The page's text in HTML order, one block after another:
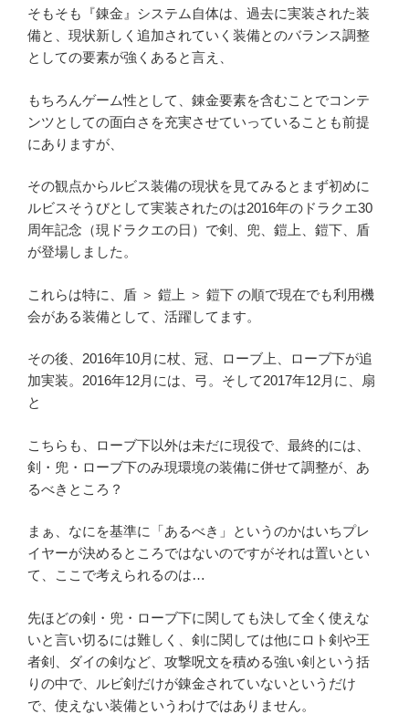
そもそも『錬金』システム自体は、過去に実装された装
備と、現状新しく追加されていく装備とのバランス調整
としての要素が強くあると言え、
もちろんゲーム性として、錬金要素を含むことでコンテ
ンツとしての面白さを充実させていっていることも前提
にありますが、
その観点からルビス装備の現状を見てみるとまず初めに
ルビスそうびとして実装されたのは2016年のドラクエ30
周年記念（現ドラクエの日）で剣、兜、鎧上、鎧下、盾
が登場しました。
これらは特に、盾 ＞ 鎧上 ＞ 鎧下 の順で現在でも利用機
会がある装備として、活躍してます。
その後、2016年10月に杖、冠、ローブ上、ローブ下が追
加実装。2016年12月には、弓。そして2017年12月に、扇
と
こちらも、ローブ下以外は未だに現役で、最終的には、
剣・兜・ローブ下のみ現環境の装備に併せて調整が、あ
るべきところ？
まぁ、なにを基準に「あるべき」というのかはいちプレ
イヤーが決めるところではないのですがそれは置いとい
て、ここで考えられるのは…
先ほどの剣・兜・ローブ下に関しても決して全く使えな
いと言い切るには難しく、剣に関しては他にロト剣や王
者剣、ダイの剣など、攻撃呪文を積める強い剣という括
りの中で、ルビ剣だけが錬金されていないというだけ
で、使えない装備というわけではありません。